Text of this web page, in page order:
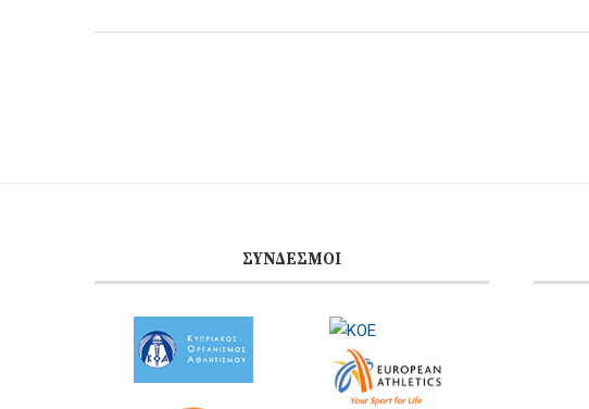
ΣΎΝΔΕΣΜΟΙ